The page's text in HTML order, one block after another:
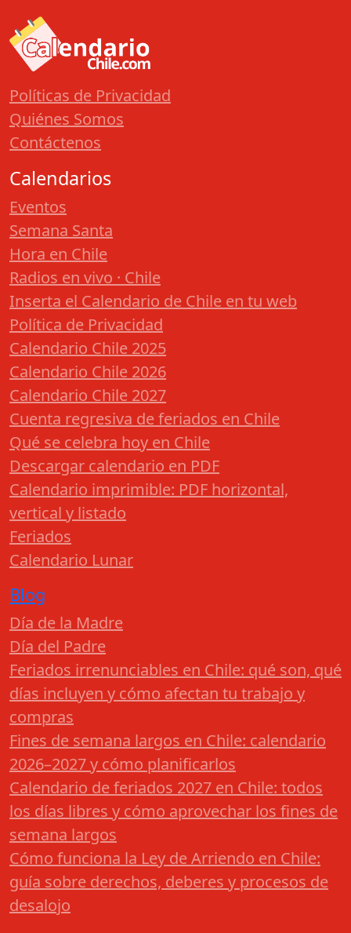
Políticas de Privacidad
Quiénes Somos
Contáctenos
Calendarios
Eventos
Semana Santa
Hora en Chile
Radios en vivo · Chile
Inserta el Calendario de Chile en tu web
Política de Privacidad
Calendario Chile 2025
Calendario Chile 2026
Calendario Chile 2027
Cuenta regresiva de feriados en Chile
Qué se celebra hoy en Chile
Descargar calendario en PDF
Calendario imprimible: PDF horizontal,
vertical y listado
Feriados
Calendario Lunar
Blog
Día de la Madre
Día del Padre
Feriados irrenunciables en Chile: qué son, qué
días incluyen y cómo afectan tu trabajo y
compras
Fines de semana largos en Chile: calendario
2026–2027 y cómo planificarlos
Calendario de feriados 2027 en Chile: todos
los días libres y cómo aprovechar los fines de
semana largos
Cómo funciona la Ley de Arriendo en Chile:
guía sobre derechos, deberes y procesos de
desalojo